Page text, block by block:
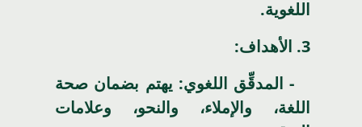
اللغوية.
3. الأهداف:
- المدقِّق اللغوي: يهتم بضمان صحة
اللغة، والإملاء، والنحو، وعلامات